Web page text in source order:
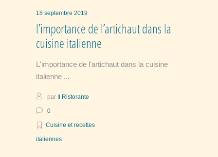
18 septembre 2019
l’importance de l’artichaut dans la
cuisine italienne
L'importance de l'artichaut dans la cuisine
italienne
par Il Ristorante
0
Cuisine et recettes
italiennes